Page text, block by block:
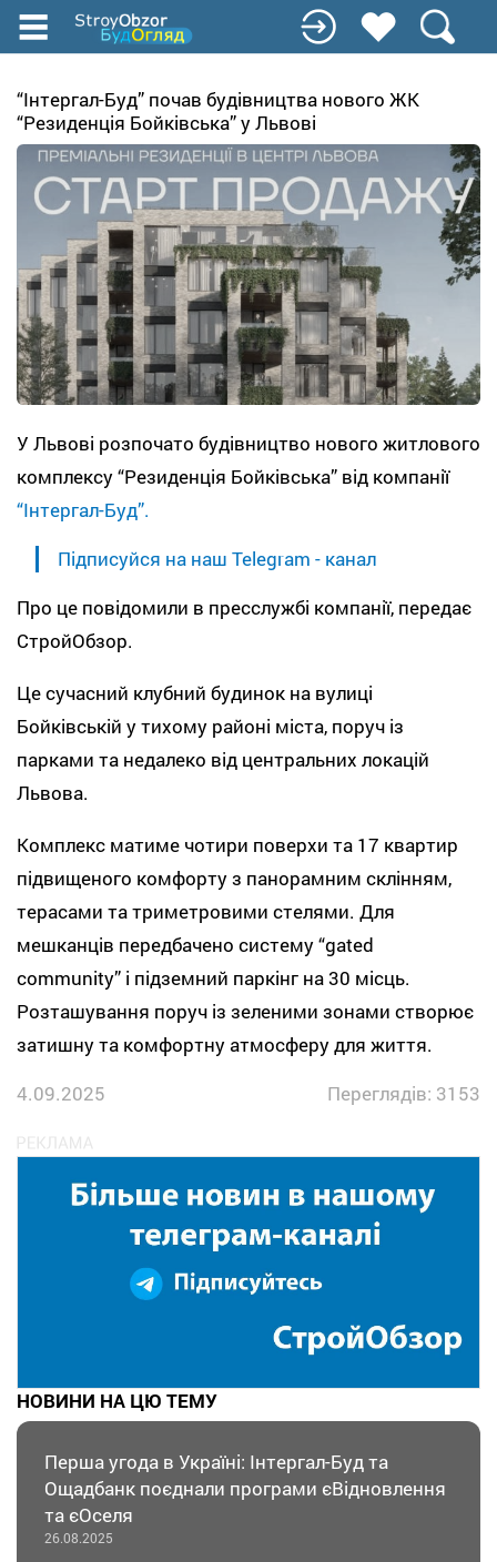
Перейти
до
вмісту
“Інтергал-Буд” почав будівництва нового ЖК
“Резиденція Бойківська” у Львові
У Львові розпочато будівництво нового житлового
комплексу “Резиденція Бойківська” від компанії
“Інтергал-Буд”.
Підписуйся на наш Telegram - канал
Про це повідомили в пресслужбі компанії, передає
СтройОбзор.
Це сучасний клубний будинок на вулиці
Бойківській у тихому районі міста, поруч із
парками та недалеко від центральних локацій
Львова.
Комплекс матиме чотири поверхи та 17 квартир
підвищеного комфорту з панорамним склінням,
терасами та триметровими стелями. Для
мешканців передбачено систему “gated
community” і підземний паркінг на 30 місць.
Розташування поруч із зеленими зонами створює
затишну та комфортну атмосферу для життя.
4.09.2025
Переглядів: 3153
НОВИНИ НА ЦЮ ТЕМУ
Перша угода в Україні: Інтергал-Буд та
Ощадбанк поєднали програми єВідновлення
та єОселя
26.08.2025